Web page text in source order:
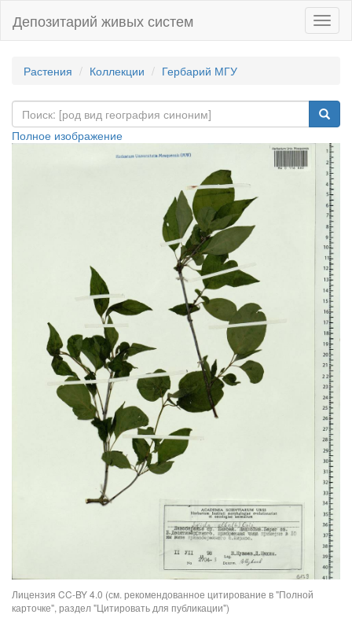
Депозитарий живых систем
Растения Коллекции Гербарий МГУ
Полное изображение
Лицензия CC-BY 4.0 (см. рекомендованное цитирование в "Полной
карточке", раздел "Цитировать для публикации")